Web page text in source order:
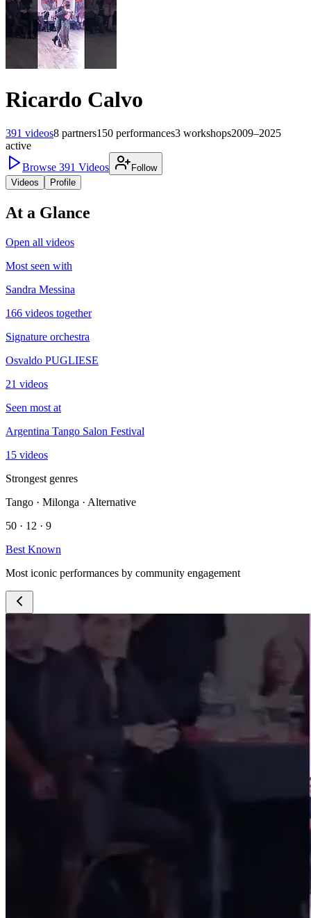
Ricardo Calvo
391 videos8 partners150 performances3 workshops2009–2025
active
Browse 391 Videos
Follow
Videos
Profile
At a Glance
Open all videos
Most seen with
Sandra Messina
166 videos together
Signature orchestra
Osvaldo PUGLIESE
21 videos
Seen most at
Argentina Tango Salon Festival
15 videos
Strongest genres
Tango · Milonga · Alternative
50 · 12 · 9
Best Known
Most iconic performances by community engagement